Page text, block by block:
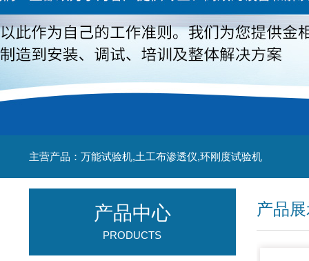
主营产品：万能试验机,土工布渗透仪,环刚度试验机
产品
产品中心
PRODUCTS